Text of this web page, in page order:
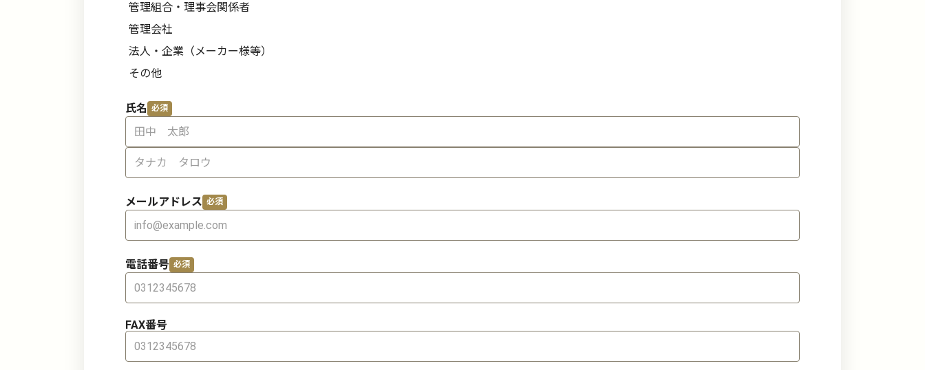
管理組合・理事会関係者
管理会社
法人・企業（メーカー様等）
その他
氏名
メールアドレス
電話番号
FAX番号